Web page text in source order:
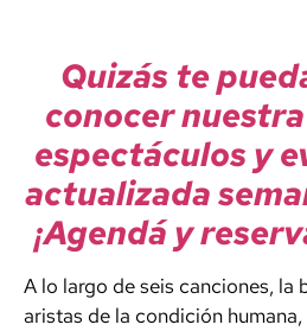
Quizás te
conocer
espectáculos y
actualizada
¡Agendá y
A lo largo de seis canciones, la
aristas de la condición